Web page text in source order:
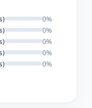
0%
0%
0%
0%
0%